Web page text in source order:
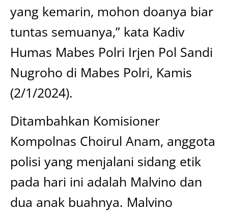
yang kemarin, mohon doanya biar
tuntas semuanya,” kata Kadiv
Humas Mabes Polri Irjen Pol Sandi
Nugroho di Mabes Polri, Kamis
(2/1/2024).
Ditambahkan Komisioner
Kompolnas Choirul Anam, anggota
polisi yang menjalani sidang etik
pada hari ini adalah Malvino dan
dua anak buahnya. Malvino